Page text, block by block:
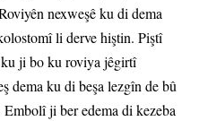
nexweşê ku di dema
li derve hiştin. Piştî
ji bo ku roviya jêgirtî
dema ku di beşa lezgîn de bû
ji ber edema di kezeba